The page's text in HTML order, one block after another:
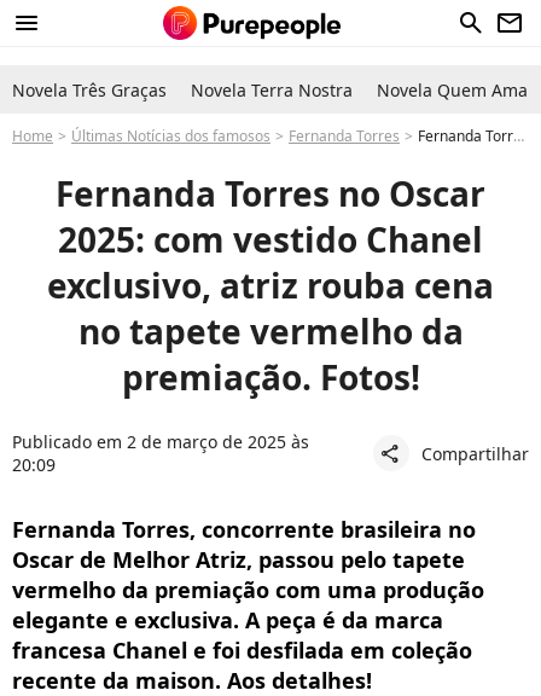
menu search newsletter
Novela Três Graças Novela Terra Nostra Novela Quem Ama
Home Últimas Notícias dos famosos Fernanda Torres Fernanda Torres no Oscar 2025: com vestido Chanel exclusivo, atriz rouba cena no tapete vermelho da premiação. Fotos!
Fernanda Torres no Oscar
2025: com vestido Chanel
exclusivo, atriz rouba cena
no tapete vermelho da
premiação. Fotos!
Publicado em 2 de março de 2025 às
20:09
share Compartilhar
Fernanda Torres, concorrente brasileira no
Oscar de Melhor Atriz, passou pelo tapete
vermelho da premiação com uma produção
elegante e exclusiva. A peça é da marca
francesa Chanel e foi desfilada em coleção
recente da maison. Aos detalhes!